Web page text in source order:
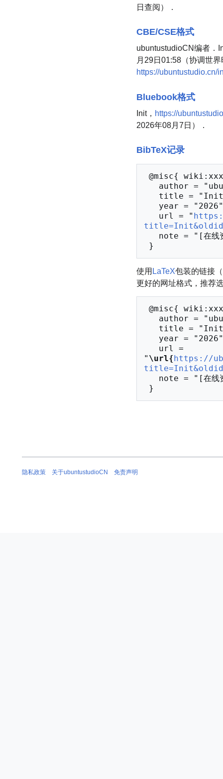
日查阅）．
CBE/CSE格式
ubuntustudioCN编者．
月29日01:58（协调世
https://ubuntustudio.cn/
Bluebook格式
Init， https://
2026年08月7日）．
BibTeX记录
   url = "
使用 LaTeX包装的链接
更好的网址格式，推荐
" \url{https://
隐私政策 关于ubuntustudioCN 免责声明